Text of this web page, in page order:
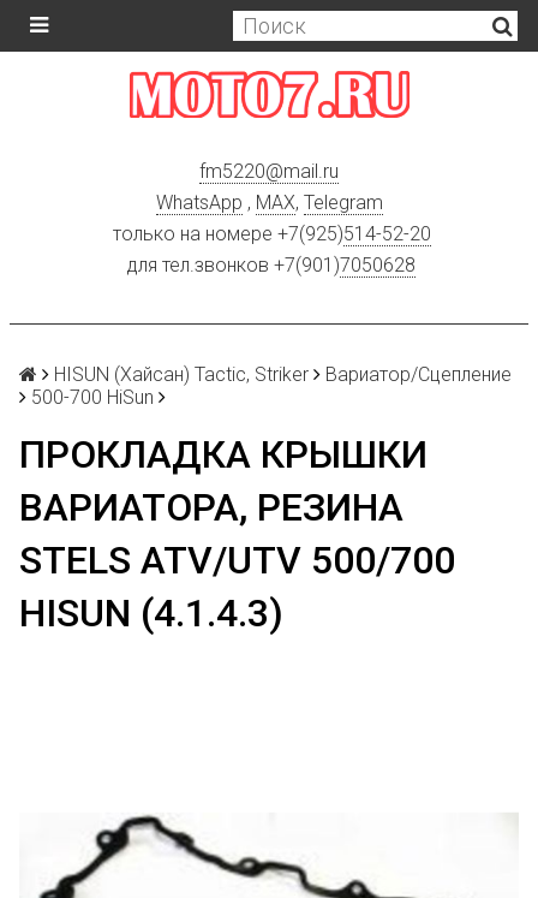
fm5220@mail.ru
WhatsApp , MAX, Telegram
только на номере +7(925)514-52-20
для тел.звонков +7(901)7050628
HISUN (Хайсан) Tactic, Striker
Вариатор/Сцепление
500-700 HiSun
ПРОКЛАДКА КРЫШКИ
ВАРИАТОРА, РЕЗИНА
STELS ATV/UTV 500/700
HISUN (4.1.4.3)